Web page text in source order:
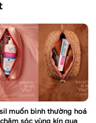
muốn bình thường hoá
sóc vùng kín qua